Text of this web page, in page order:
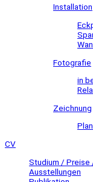
Installation
Fotografie
in
Zeichnung
CV
Studium / Preise
Ausstellungen